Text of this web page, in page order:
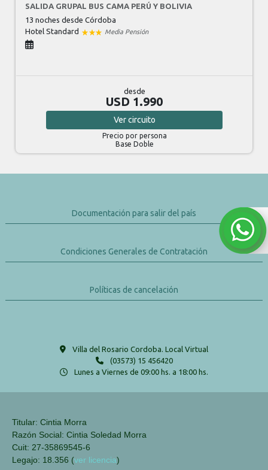
SALIDA GRUPAL BUS CAMA PERÚ Y BOLIVIA
13 nochesdesde Córdoba
Hotel Standard
Media Pensión
desde
USD 1.990
Vercircuito
Precio por persona
Base Doble
Documentación para salir del país
Condiciones Generales de Contratación
Políticas de cancelación
Villa del Rosario Cordoba. Local Virtual
(03573) 15 456420
Lunes a Viernes de 09:00 hs. a 18:00 hs.
Titular: Cintia Morra
Razón Social: Cintia Soledad Morra
Cuit: 27-35869545-6
Legajo: 18.356 (ver licencia)